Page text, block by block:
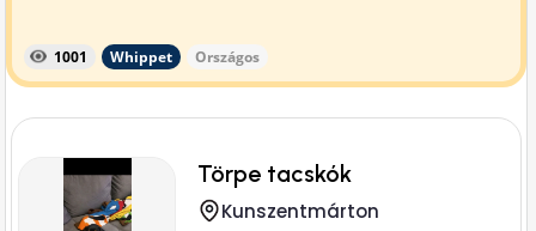
1001 Whippet Országos
Törpe tacskók
Kunszentmárton